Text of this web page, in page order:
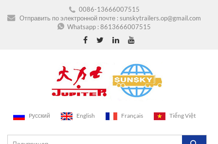
0086-13666007515
Отправить по электронной почте :sunskytrailers.op@gmail.com
Whatsapp :8613666007515
Pусский English Français Tiếng Việt